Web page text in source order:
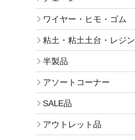
ワイヤー・ヒモ・ゴム
粘土・粘土土台・レジン
半製品
アソートコーナー
SALE品
アウトレット品